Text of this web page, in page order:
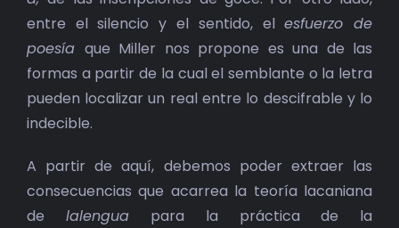
entre el silencio y el sentido, elesfuerzo de
poesía que Miller nos propone es una de las
formas a partir de la cual el semblante o la letra
pueden localizar un real entre lo descifrable y lo
indecible.
A partir de aquí, debemos poder extraer las
consecuencias que acarrea la teoría lacaniana
de lalengua para la práctica de la